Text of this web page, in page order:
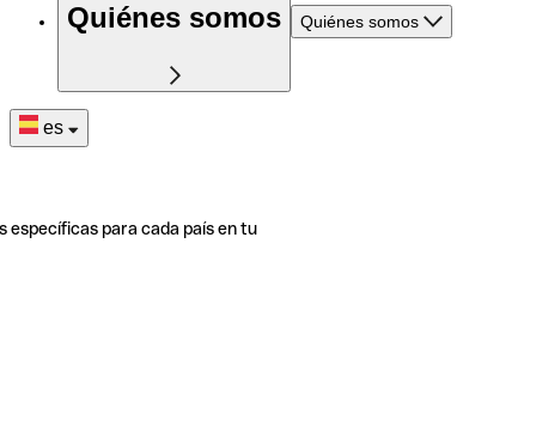
Quiénes somos Quiénes somos
es
específicas para cada país en tu